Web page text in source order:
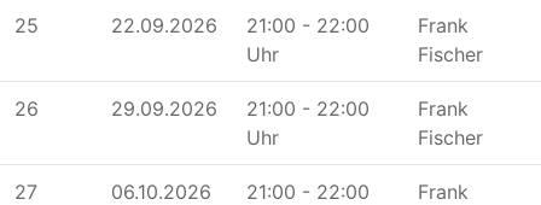
25 22.09.2026
21:00 - 22:00
Uhr
Frank
Fischer
26 29.09.2026
21:00 - 22:00
Uhr
Frank
Fischer
27 06.10.2026
21:00 - 22:00
Frank